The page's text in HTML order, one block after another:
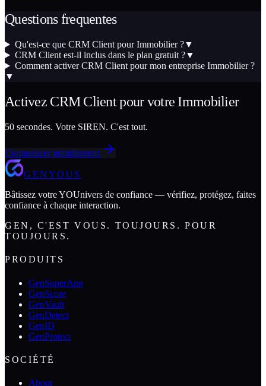
Questions frequentes
Qu'est-ce que CRM Client pour Immobilier ?▼
CRM Client est-il inclus dans le plan gratuit ?▼
Comment activer CRM Client pour mon entreprise Immobilier ?
▼
Activez CRM Clientpour votre Immobilier
50 secondes. Votre SIREN. C'est tout.
Commencer gratuitement
GENYOUS
Bâtissez votre YOUnivers de confiance — vérifiez, protégez, faites
confiance à chaque interaction.
GEN, C'EST VOUS. TOUJOURS. POUR
TOUJOURS.
PRODUITS
GenSuperApp
GenScore
GenVault
GenDetect
GenID
GenProtect
SOCIÉTÉ
About